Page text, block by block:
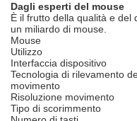
Dagli esperti del mouse
È il frutto della qualità e del
un miliardo di mouse.
Mouse
Utilizzo
Interfaccia dispositivo
Tecnologia di rilevamento
movimento
Risoluzione movimento
Tipo di scorimmento